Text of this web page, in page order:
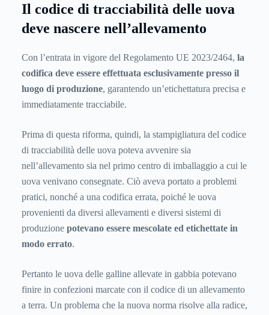
Il codice di tracciabilità delle uova
deve nascere nell’allevamento
Con l’entrata in vigore del Regolamento UE 2023/2464, la
codifica deve essere effettuata esclusivamente presso il
luogo di produzione, garantendo un’etichettatura precisa e
immediatamente tracciabile.
Prima di questa riforma, quindi, la stampigliatura del codice
di tracciabilità delle uova poteva avvenire sia
nell’allevamento sia nel primo centro di imballaggio a cui le
uova venivano consegnate. Ciò aveva portato a problemi
pratici, nonché a una codifica errata, poiché le uova
provenienti da diversi allevamenti e diversi sistemi di
produzione potevano essere mescolate ed etichettate in
modo errato.
Pertanto le uova delle galline allevate in gabbia potevano
finire in confezioni marcate con il codice di un allevamento
a terra. Un problema che la nuova norma risolve alla radice,